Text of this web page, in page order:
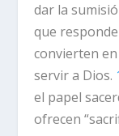
dar la
que
convierten
servir a Dios.
el papel
ofrecen